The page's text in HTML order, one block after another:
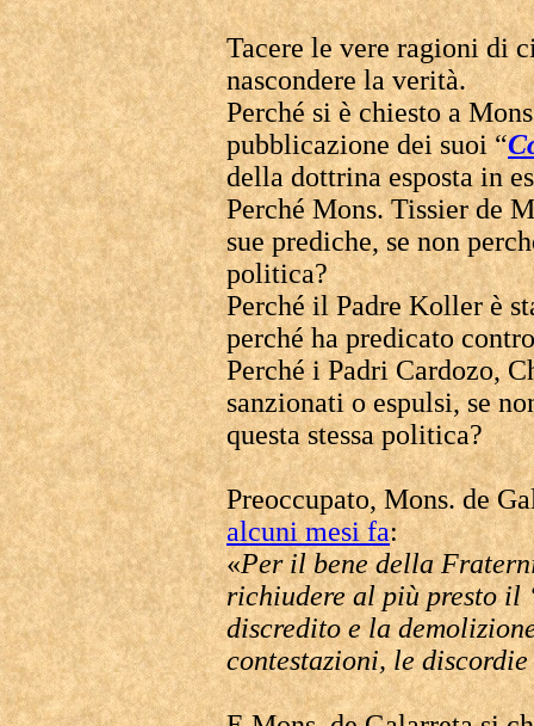
Tacere le vere ragioni di
nascondere la verità.
Perché si è chiesto a
pubblicazione dei suoi “
della dottrina esposta in
Perché Mons. Tissier de
sue prediche, se non
politica?
Perché il Padre Koller è
perché ha predicato
Perché i Padri Cardozo,
sanzionati o espulsi, se
questa stessa politica?
Preoccupato, Mons. de
alcuni mesi fa:
«Per il bene della
richiudere al più presto il
discredito e la
contestazioni, le